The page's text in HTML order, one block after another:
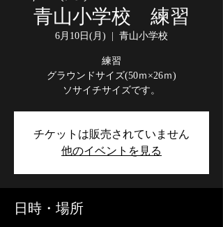
青山小学校 練習
6月10日(月) 青山小学校
練習
グラウンドサイズ(50ｍ×26ｍ)
ソサイチサイズです。
チケットは販売されていません
他のイベントを見る
日時・場所